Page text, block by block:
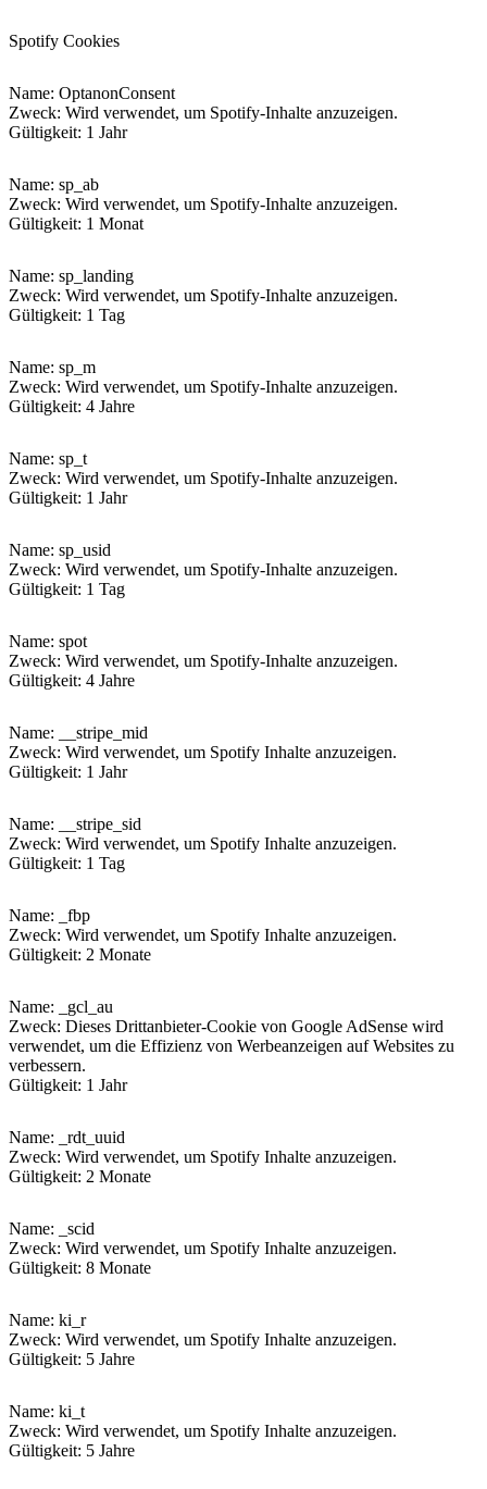
Spotify Cookies
Name: OptanonConsent
Zweck: Wird verwendet, um Spotify-Inhalte anzuzeigen.
Gültigkeit: 1 Jahr
Name: sp_ab
Zweck: Wird verwendet, um Spotify-Inhalte anzuzeigen.
Gültigkeit: 1 Monat
Name: sp_landing
Zweck: Wird verwendet, um Spotify-Inhalte anzuzeigen.
Gültigkeit: 1 Tag
Name: sp_m
Zweck: Wird verwendet, um Spotify-Inhalte anzuzeigen.
Gültigkeit: 4 Jahre
Name: sp_t
Zweck: Wird verwendet, um Spotify-Inhalte anzuzeigen.
Gültigkeit: 1 Jahr
Name: sp_usid
Zweck: Wird verwendet, um Spotify-Inhalte anzuzeigen.
Gültigkeit: 1 Tag
Name: spot
Zweck: Wird verwendet, um Spotify-Inhalte anzuzeigen.
Gültigkeit: 4 Jahre
Name: __stripe_mid
Zweck: Wird verwendet, um Spotify Inhalte anzuzeigen.
Gültigkeit: 1 Jahr
Name: __stripe_sid
Zweck: Wird verwendet, um Spotify Inhalte anzuzeigen.
Gültigkeit: 1 Tag
Name: _fbp
Zweck: Wird verwendet, um Spotify Inhalte anzuzeigen.
Gültigkeit: 2 Monate
Name: _gcl_au
Zweck: Dieses Drittanbieter-Cookie von Google AdSense wird
verwendet, um die Effizienz von Werbeanzeigen auf Websites zu
verbessern.
Gültigkeit: 1 Jahr
Name: _rdt_uuid
Zweck: Wird verwendet, um Spotify Inhalte anzuzeigen.
Gültigkeit: 2 Monate
Name: _scid
Zweck: Wird verwendet, um Spotify Inhalte anzuzeigen.
Gültigkeit: 8 Monate
Name: ki_r
Zweck: Wird verwendet, um Spotify Inhalte anzuzeigen.
Gültigkeit: 5 Jahre
Name: ki_t
Zweck: Wird verwendet, um Spotify Inhalte anzuzeigen.
Gültigkeit: 5 Jahre